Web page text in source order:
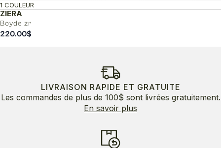
ZIERA
Boyde zr
1 COULEUR
220.00$
LIVRAISON RAPIDE ET GRATUITE
Les commandes de plus de 100$ sont livrées gratuitement.
En savoir plus